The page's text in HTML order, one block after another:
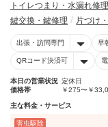
トイレつまり・水漏れ修
鍵交換・鍵修理
片づけ
出張・訪問専門 早
QRコード決済可
本日の営業状況 定休日
価格帯
￥275〜￥
主な料金・サービス
害虫駆除